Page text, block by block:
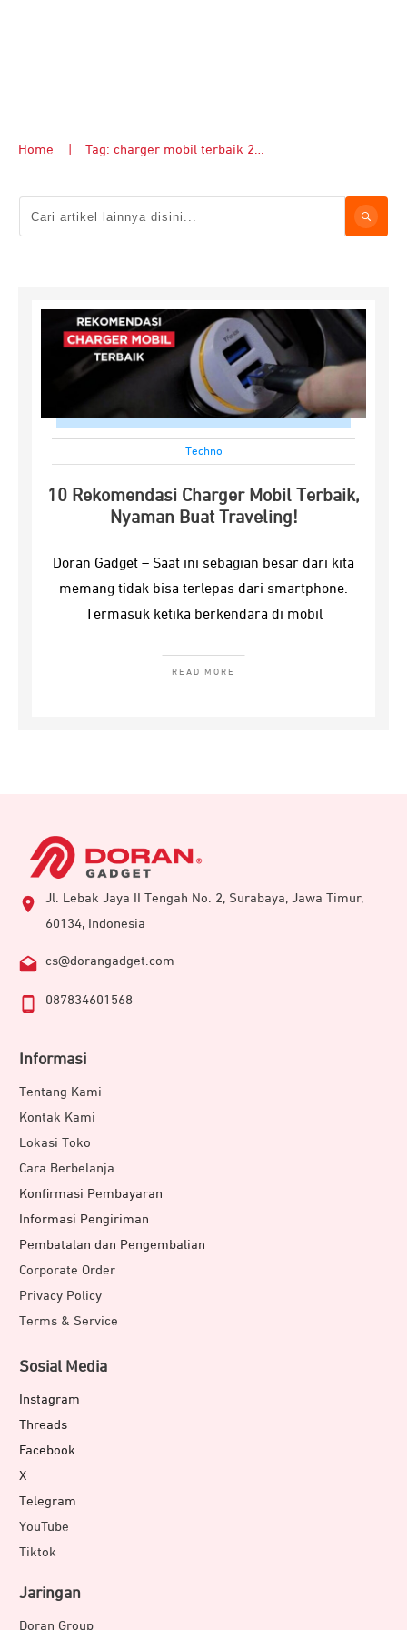
Home Tag: charger mobil terbaik 2024
Techno
10 Rekomendasi Charger Mobil Terbaik,
Nyaman Buat Traveling!
Doran Gadget – Saat ini sebagian besar dari kita
memang tidak bisa terlepas dari smartphone.
Termasuk ketika berkendara di mobil
READ MORE
Jl. Lebak Jaya II Tengah No. 2, Surabaya, Jawa Timur,
60134, Indonesia
cs@dorangadget.com
087834601568
Informasi
Tentang Kami
Kontak Kami
Lokasi Toko
Cara Berbelanja
Konfirmasi Pembayaran
Informasi Pengiriman
Pembatalan dan Pengembalian
Corporate Order
Privacy Policy
Terms & Service
Sosial Media
Instagram
Threads
Facebook
X
Telegram
YouTube
Tiktok
Jaringan
Doran Group